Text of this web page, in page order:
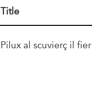
Title
Pilux al scuvierç il fier